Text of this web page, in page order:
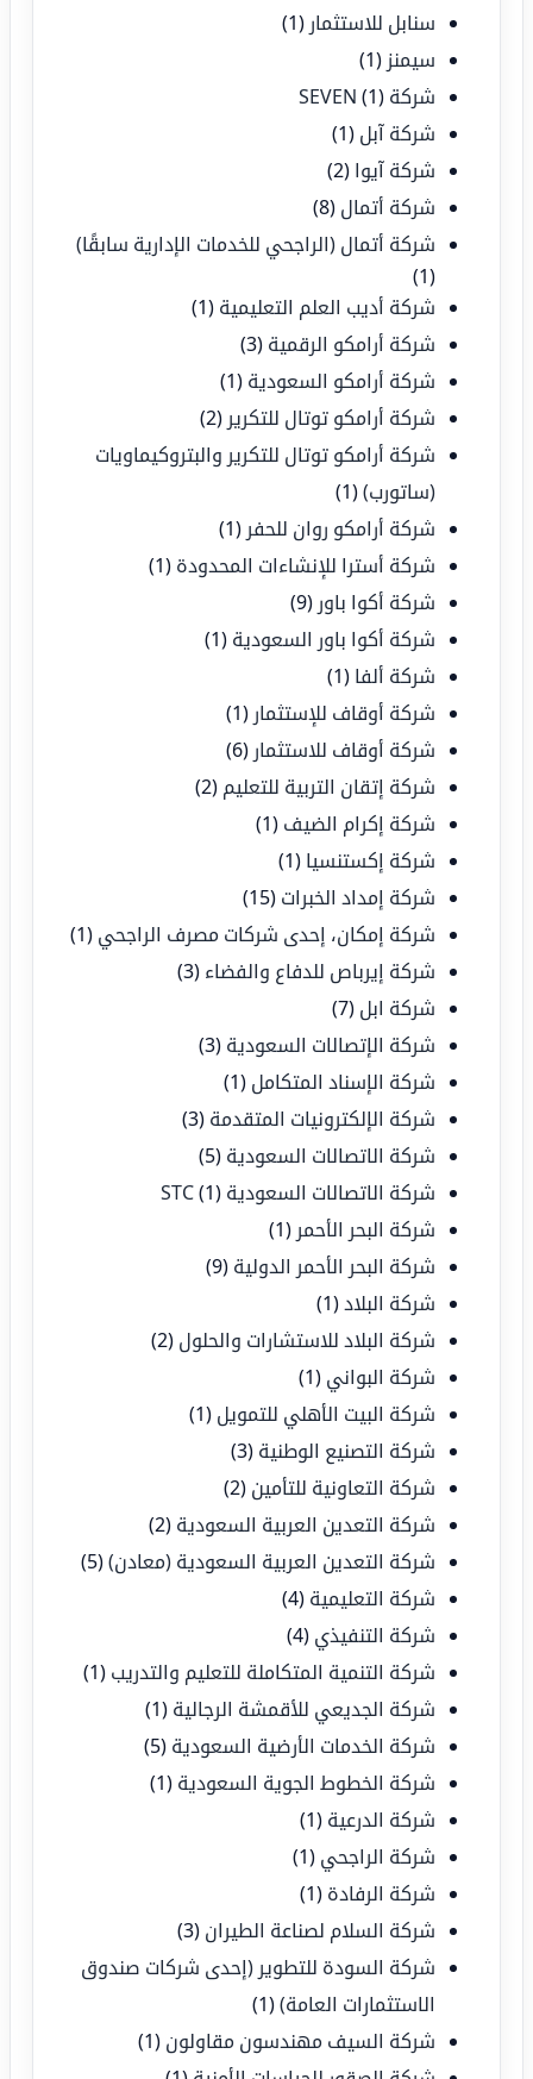
سنابل للاستثمار (1)
سيمنز (1)
شركة SEVEN (1)
شركة آبل (1)
شركة آيوا (2)
شركة أتمال (8)
شركة أتمال (الراجحي للخدمات الإدارية سابقًا)
(1)
شركة أديب العلم التعليمية (1)
شركة أرامكو الرقمية (3)
شركة أرامكو السعودية (1)
شركة أرامكو توتال للتكرير (2)
شركة أرامكو توتال للتكرير والبتروكيماويات
(ساتورب)(1)
شركة أرامكو روان للحفر (1)
شركة أسترا للإنشاءات المحدودة (1)
شركة أكوا باور (9)
شركة أكوا باور السعودية (1)
شركة ألفا (1)
شركة أوقاف للإستثمار (1)
شركة أوقاف للاستثمار (6)
شركة إتقان التربية للتعليم (2)
شركة إكرام الضيف (1)
شركة إكستنسيا (1)
شركة إمداد الخبرات (15)
شركة إمكان، إحدى شركات مصرف الراجحي (1)
شركة إيرباص للدفاع والفضاء (3)
شركة ابل (7)
شركة الإتصالات السعودية (3)
شركة الإسناد المتكامل (1)
شركة الإلكترونيات المتقدمة (3)
شركة الاتصالات السعودية (5)
شركة الاتصالات السعودية STC (1)
شركة البحر الأحمر (1)
شركة البحر الأحمر الدولية (9)
شركة البلاد(1)
شركة البلاد للاستشارات والحلول (2)
شركة البواني (1)
شركة البيت الأهلي للتمويل (1)
شركة التصنيع الوطنية (3)
شركة التعاونية للتأمين (2)
شركة التعدين العربية السعودية (2)
شركة التعدين العربية السعودية (معادن)(5)
شركة التعليمية (4)
شركة التنفيذي (4)
شركة التنمية المتكاملة للتعليم والتدريب (1)
شركة الجديعي للأقمشة الرجالية (1)
شركة الخدمات الأرضية السعودية (5)
شركة الخطوط الجوية السعودية (1)
شركة الدرعية (1)
شركة الراجحي (1)
شركة الرفادة (1)
شركة السلام لصناعة الطيران (3)
شركة السودة للتطوير (إحدى شركات صندوق
الاستثمارات العامة)(1)
شركة السيف مهندسون مقاولون (1)